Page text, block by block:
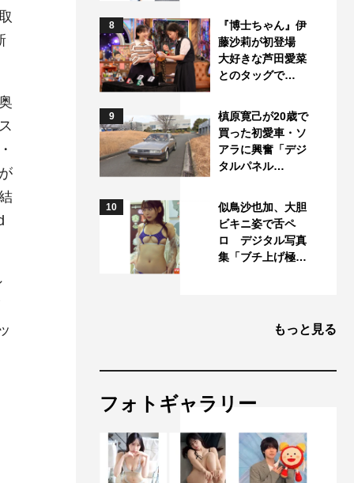
8
『博士ちゃん』伊
藤沙莉が初登場
大好きな芦田愛菜
とのタッグで…
9
槙原寛己が20歳で
買った初愛車・ソ
アラに興奮「デジ
タルパネル…
10
似鳥沙也加、大胆
ビキニ姿で舌ペ
ロ デジタル写真
集「ブチ上げ極…
もっと見る
フォトギャラリー